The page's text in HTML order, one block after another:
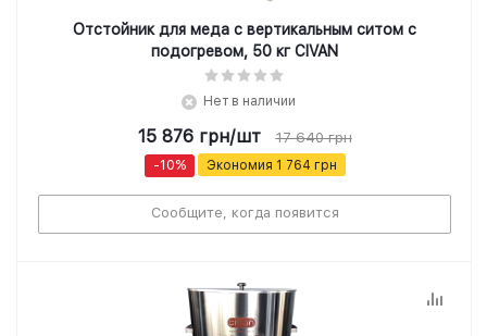
Отстойник для меда с вертикальным ситом с
подогревом, 50 кг CIVAN
Нет в наличии
15 876грн/шт 17 640грн
-10% Экономия 1 764 грн
Сообщите, когда появится